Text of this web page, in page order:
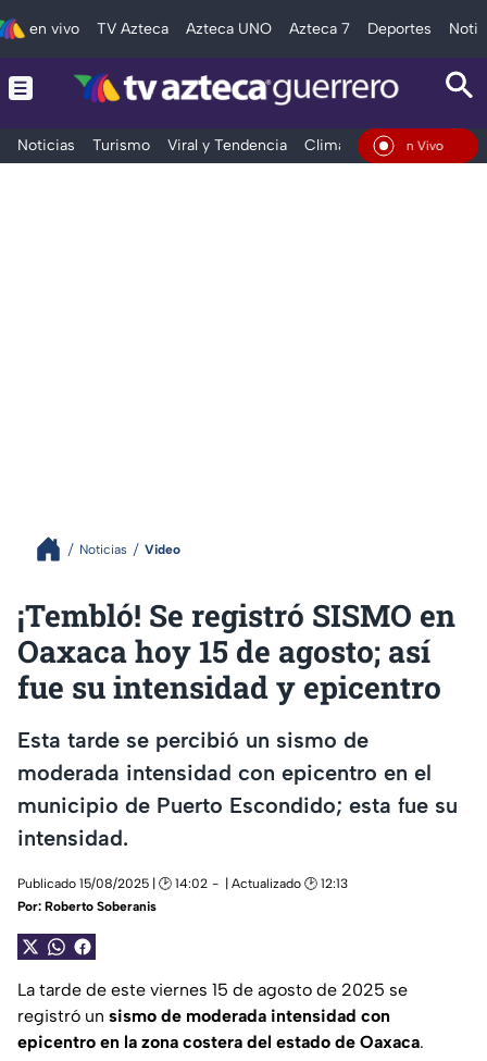
en vivo TV Azteca Azteca UNO Azteca 7 Deportes
Noticias Turismo Viral y Tendencia Clima Deportes
En Vivo
Noticias Video
¡Tembló! Se registró SISMO en
Oaxaca hoy 15 de agosto; así
fue su intensidad y epicentro
Esta tarde se percibió un sismo de
moderada intensidad con epicentro en el
municipio de Puerto Escondido; esta fue su
intensidad.
Publicado 15/08/2025 | 🕑 14:02
| Actualizado 🕑 12:13
Por: Roberto Soberanis
La tarde de este viernes 15 de agosto de 2025 se
registró un sismo de moderada intensidad con
epicentro en la zona costera del estado de Oaxaca.